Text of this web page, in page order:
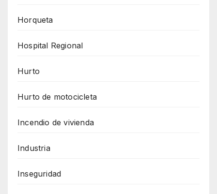
Horqueta
Hospital Regional
Hurto
Hurto de motocicleta
Incendio de vivienda
Industria
Inseguridad